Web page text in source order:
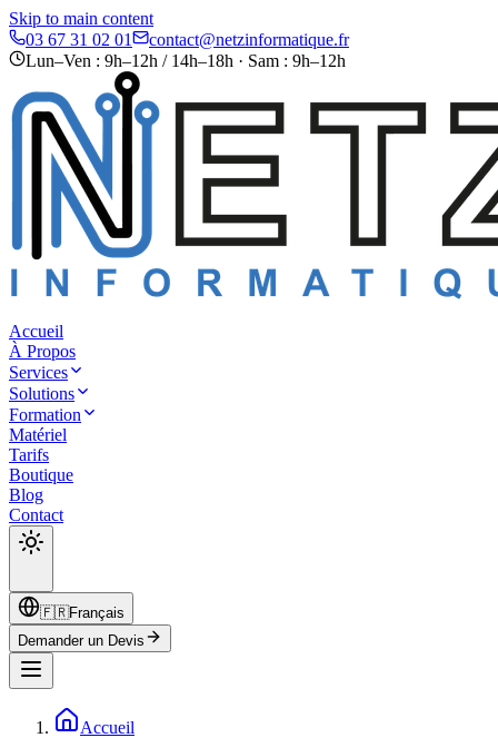
Skip to main content
03 67 31 02 01
contact@netzinformatique.fr
Lun–Ven : 9h–12h / 14h–18h · Sam : 9h–12h
Accueil
À Propos
Services
Solutions
Formation
Matériel
Tarifs
Boutique
Blog
Contact
🇫🇷Français
Demander un Devis
Accueil